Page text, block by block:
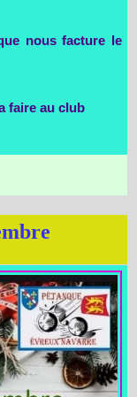
nous facture le
faire au club